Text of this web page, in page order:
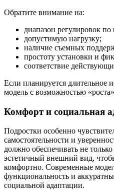
Обратите внимание на:
диапазон регулировок
допустимую нагрузку;
наличие съемных
простоту установки и
соответствие
Если планируется длительное
модель с возможностью
Комфорт и социальная
Подростки особенно
самостоятельности и
должно обеспечивать не
эстетичный внешний вид,
комфортно. Современные
функциональность и
социальной адаптации.